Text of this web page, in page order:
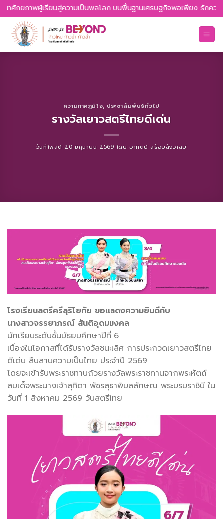
Skip
to
content
ยภาพผู้เรียนสู่ความเป็นพลโลก บนพื้นฐานเศรษฐกิจพอเพียง รักความ
ความภาคภูมิใจ, ประชาสัมพันธ์ทั่วไป
รางวัลเยาวสตรีไทยดีเด่น
วันที่โพสต์ 20 มิถุนายน 2569 โดยอาทิตย์ สร้อยสังวาลย์
โรงเรียนสตรีศรีสุริโยทัย ขอเเสดงความยินดีกับ
นางสาวจรรยาภรณ์ สันติอุดมมงคล
นักเรียนระดับชั้นมัธยมศึกษาปีที่ 6
เนื่องในโอกาสทึ่ได้รับรางวัลชนะเลิศ การประกวดเยาวสตรีไทย
ดีเด่น สืบสานความเป็นไทย ประจำปี 2569
โดยจะเข้ารับพระราชทานถ้วยรางวัลพระราชทานจากพระหัตถ์
สมเด็จพระนางเจ้าสุทิดา พัชรสุธาพิมลลักษณ พระบรมราชินี ใน
วันที่ 1 สิงหาคม 2569 วันสตรีไทย